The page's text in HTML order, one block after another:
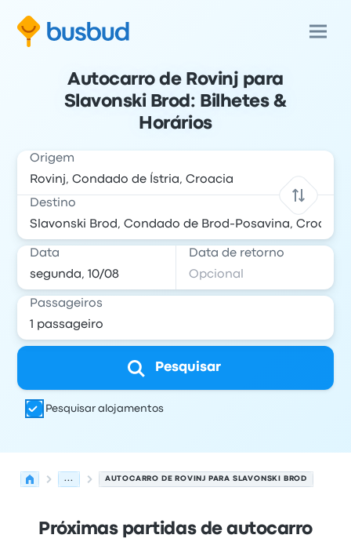
Autocarro de Rovinj para
Slavonski Brod: Bilhetes &
Horários
Origem
Destino
Data Data de retorno
Passageiros
Pesquisar
Pesquisar alojamentos
... AUTOCARRO DE ROVINJ PARA SLAVONSKI BROD
Próximas partidas de autocarro